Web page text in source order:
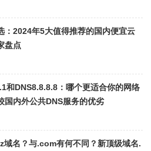
：2024年5大值得推荐的国内便宜云
盘点
和DNS8.8.8.8：哪个更适合你的网络
国内外公共DNS服务的优劣
域名？与.com有何不同？新顶级域名.